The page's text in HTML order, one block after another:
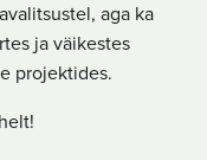
aga ka
ja väikestes
projektides.